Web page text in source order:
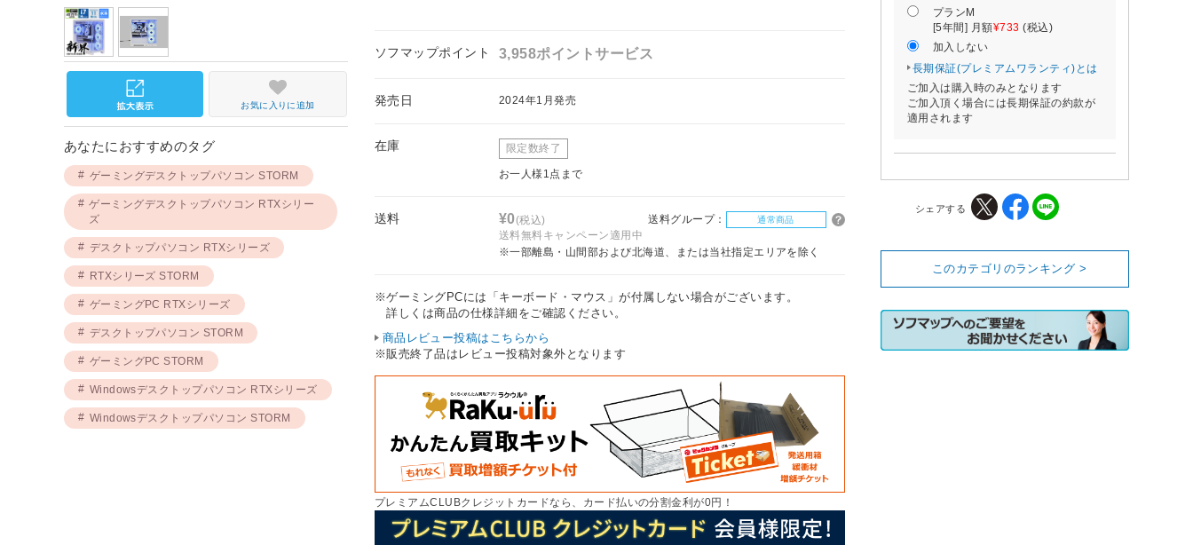
ソフマップポイント 3,958ポイントサービス
発売日 2024年1月発売
在庫 限定数終了
お一人様1点まで
送料 ¥0(税込) 送料グループ： 通常商品
送料無料キャンペーン適用中
※一部離島・山間部および北海道、または当社指定エリアを除く
※ゲーミングPCには「キーボード・マウス」が付属しない場合がございます。
詳しくは商品の仕様詳細をご確認ください。
商品レビュー投稿はこちらから
※販売終了品はレビュー投稿対象外となります
プレミアムCLUBクレジットカードなら、カード払いの分割金利が0円！
お気に入りに追加
あなたにおすすめのタグ
ゲーミングデスクトップパソコン STORM
ゲーミングデスクトップパソコン RTXシリー
ズ
デスクトップパソコン RTXシリーズ
RTXシリーズ STORM
ゲーミングPC RTXシリーズ
デスクトップパソコン STORM
ゲーミングPC STORM
Windowsデスクトップパソコン RTXシリーズ
Windowsデスクトップパソコン STORM
プランM
[5年間] 月額¥733 (税込)
加入しない
長期保証(プレミアムワランティ)とは
ご加入は購入時のみとなります
ご加入頂く場合には長期保証の約款が
適用されます
シェアする
このカテゴリのランキング >